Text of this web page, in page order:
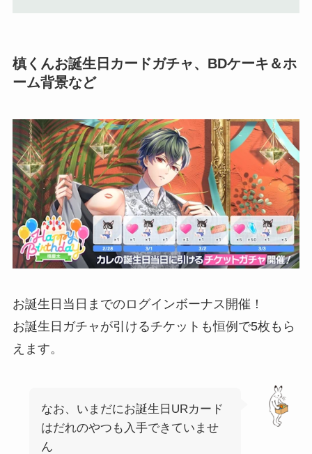
槙くんお誕生日カードガチャ、BDケーキ＆ホ
ーム背景など
お誕生日当日までのログインボーナス開催！
お誕生日ガチャが引けるチケットも恒例で5枚もら
えます。
なお、いまだにお誕生日URカード
はだれのやつも入手できていませ
ん